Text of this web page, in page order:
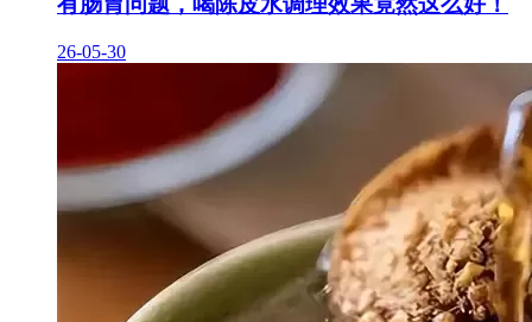
26-05-30